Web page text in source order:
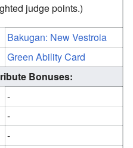
judge points.)
Bakugan: New Vestroia
Green Ability Card
Bonuses:
-
-
-